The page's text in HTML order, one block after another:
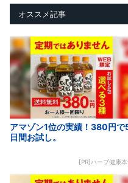
オススメ記事
アマゾン1位の実績！380円で
日間お試し。
[PR]ハーブ健康